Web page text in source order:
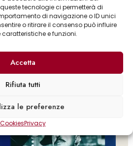
tecnologie ci permetterà di
di navigazione o ID unici
o ritirare il consenso può influire
e funzioni.
Accetta
Rifiuta tutti
le preferenze
CookiesPrivacy